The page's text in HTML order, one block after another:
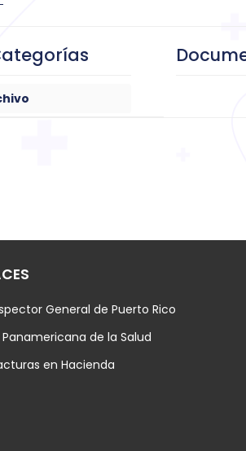
General de Puerto Rico
de la Salud
en Hacienda